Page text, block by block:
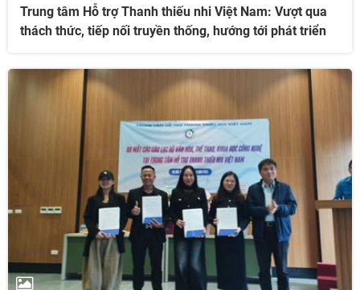
Trung tâm Hỗ trợ Thanh thiếu nhi Việt Nam: Vượt qua
thách thức, tiếp nối truyền thống, hướng tới phát triển